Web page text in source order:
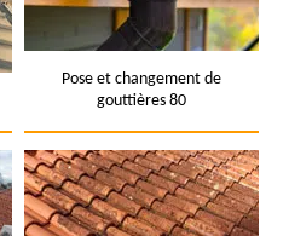
Pose et changement de
gouttières 80